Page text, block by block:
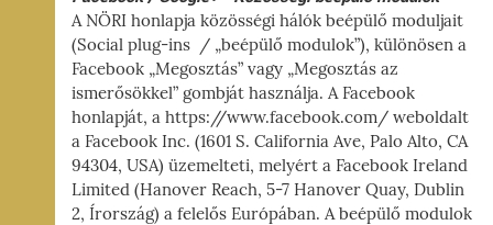
A NÖRI honlapja közösségi hálók beépülő moduljait
(Social plug-ins / „beépülő modulok”), különösen a
Facebook „Megosztás” vagy „Megosztás az
ismerősökkel” gombját használja. A Facebook
honlapját, a https://www.facebook.com/ weboldalt
a Facebook Inc. (1601 S. California Ave, Palo Alto, CA
94304, USA) üzemelteti, melyért a Facebook Ireland
Limited (Hanover Reach, 5-7 Hanover Quay, Dublin
2, Írország) a felelős Európában. A beépülő modulok